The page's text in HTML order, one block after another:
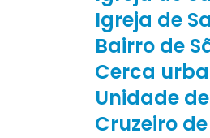
Igreja de
Bairro de
Cerca
Unidade
Cruzeiro